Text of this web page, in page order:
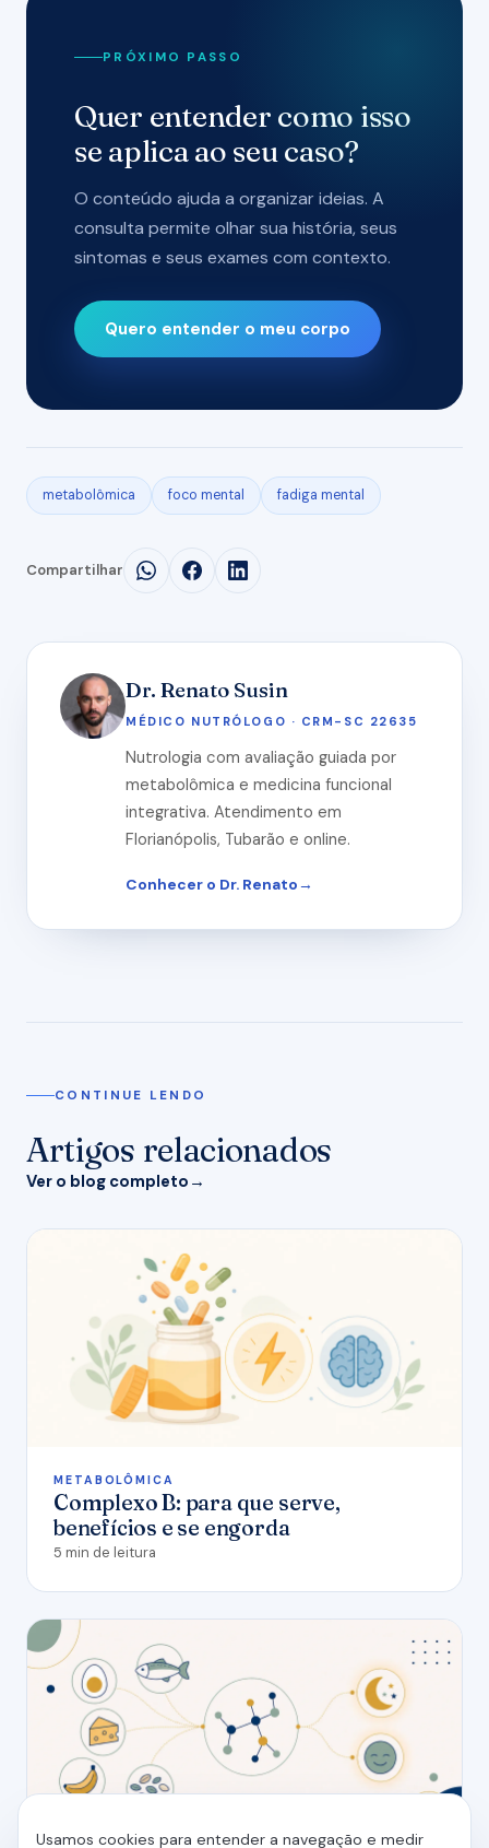
PRÓXIMO PASSO
Quer entender como isso
se aplica ao seu caso?
O conteúdo ajuda a organizar ideias. A
consulta permite olhar sua história, seus
sintomas e seus exames com contexto.
Quero entender o meu corpo
metabolômica foco mental fadiga mental
Compartilhar
Dr. Renato Susin
MÉDICO NUTRÓLOGO · CRM-SC 22635
Nutrologia com avaliação guiada por
metabolômica e medicina funcional
integrativa. Atendimento em
Florianópolis, Tubarão e online.
Conhecer o Dr. Renato
CONTINUE LENDO
Artigos relacionados
Ver o blog completo
METABOLÔMICA
Complexo B: para que serve,
benefícios e se engorda
5 min de leitura
Usamos cookies para entender a navegação e medir